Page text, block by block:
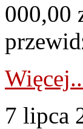
000,00
7 lipca